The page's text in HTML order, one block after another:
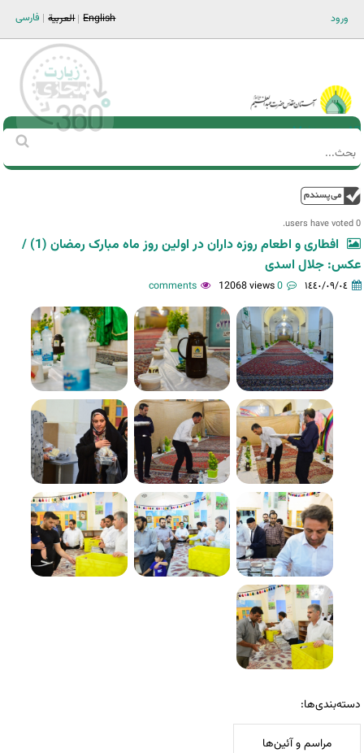
ورود فارسی العربية English
Main men-AR
استمارة
‏
0 users have voted.
افطاری و اطعام روزه داران در اولین روز ماه مبارک رمضان (1) /
عکس: جلال اسدی
١٤٤٠/٠٩/٠٤ 0 comments
12068 views
دسته‌بندی‌ها:
مراسم و آئین‌ها